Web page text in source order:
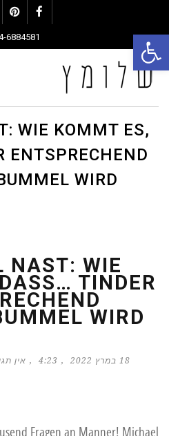
פתח סרגל נגישות
6884581
WIE KOMMT ES,
ENTSPRECHEND
WIRD
NAST: WIE
TINDER
WIRD
18 במרץ 2022 4:23 אין
Fragen an Manner! Michael